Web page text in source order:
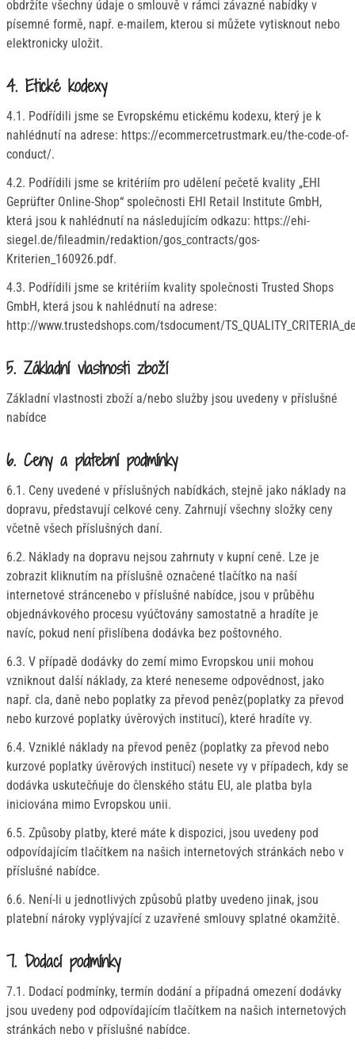
obdržíte všechny údaje o smlouvě v rámci závazné nabídky v
písemné formě, např. e-mailem, kterou si můžete vytisknout nebo
elektronicky uložit.
4. Etické kodexy
4.1. Podřídili jsme se Evropskému etickému kodexu, který je k
nahlédnutí na adrese: https://ecommercetrustmark.eu/the-code-of-
conduct/.
4.2. Podřídili jsme se kritériím pro udělení pečetě kvality „EHI
Geprüfter Online-Shop“ společnosti EHI Retail Institute GmbH,
která jsou k nahlédnutí na následujícím odkazu: https://ehi-
siegel.de/fileadmin/redaktion/gos_contracts/gos-
Kriterien_160926.pdf.
4.3. Podřídili jsme se kritériím kvality společnosti Trusted Shops
GmbH, která jsou k nahlédnutí na adrese:
http://www.trustedshops.com/tsdocument/
5. Základní vlastnosti zboží
Základní vlastnosti zboží a/nebo služby jsou uvedeny v příslušné
nabídce
6. Ceny a platební podmínky
6.1. Ceny uvedené v příslušných nabídkách, stejně jako náklady na
dopravu, představují celkové ceny. Zahrnují všechny složky ceny
včetně všech příslušných daní.
6.2. Náklady na dopravu nejsou zahrnuty v kupní ceně. Lze je
zobrazit kliknutím na příslušně označené tlačítko na naší
internetové stráncenebo v příslušné nabídce, jsou v průběhu
objednávkového procesu vyúčtovány samostatně a hradíte je
navíc, pokud není přislíbena dodávka bez poštovného.
6.3. V případě dodávky do zemí mimo Evropskou unii mohou
vzniknout další náklady, za které neneseme odpovědnost, jako
např. cla, daně nebo poplatky za převod peněz(poplatky za převod
nebo kurzové poplatky úvěrových institucí), které hradíte vy.
6.4. Vzniklé náklady na převod peněz (poplatky za převod nebo
kurzové poplatky úvěrových institucí) nesete vy v případech, kdy se
dodávka uskutečňuje do členského státu EU, ale platba byla
iniciována mimo Evropskou unii.
6.5. Způsoby platby, které máte k dispozici, jsou uvedeny pod
odpovídajícím tlačítkem na našich internetových stránkách nebo v
příslušné nabídce.
6.6. Není-li u jednotlivých způsobů platby uvedeno jinak, jsou
platební nároky vyplývající z uzavřené smlouvy splatné okamžitě.
7. Dodací podmínky
7.1. Dodací podmínky, termín dodání a případná omezení dodávky
jsou uvedeny pod odpovídajícím tlačítkem na našich internetových
stránkách nebo v příslušné nabídce.